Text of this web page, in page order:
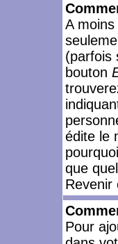
A
(parfois
bouton
édite le
que
Revenir
Pour